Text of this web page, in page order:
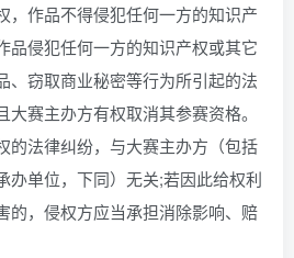
，作品不得侵犯任何一方的知识产
品侵犯任何一方的知识产权或其它
、窃取商业秘密等行为所引起的法
赛主办方有权取消其参赛资格。
的法律纠纷，与大赛主办方（包括
办单位，下同）无关;若因此给权利
的，侵权方应当承担消除影响、赔